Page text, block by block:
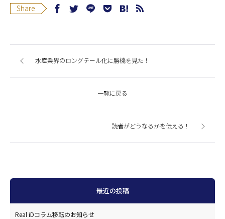
Share
水産業界のロングテール化に勝機を見た！
一覧に戻る
読者がどうなるかを伝える！
最近の投稿
Real iDコラム移転のお知らせ